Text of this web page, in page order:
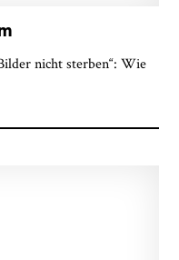
nicht sterben“: Wie